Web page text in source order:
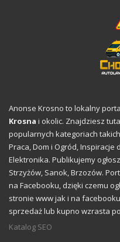
Anonse Krosno to lokalny
Krosna i okolic. Znajdziesz
popularnych kategoriach
Praca,Dom i Ogród,Inspiracje
Elektronika. Publikujemy
Strzyżów, Sanok, Brzozów.
na Facebooku, dzięki czemu
stronie www jak i na
sprzedaż lub kupno wzrasta
Katalog SEO